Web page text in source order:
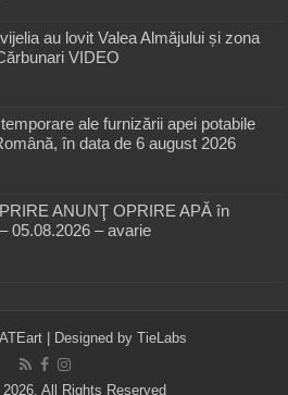
au lovit Valea Almăjului și zona
VIDEO
ale furnizării apei potabile
în data de 6 august 2026
ANUNŢ OPRIRE APĂ în
05.08.2026 – avarie
| Designed by TieLabs
All Rights Reserved